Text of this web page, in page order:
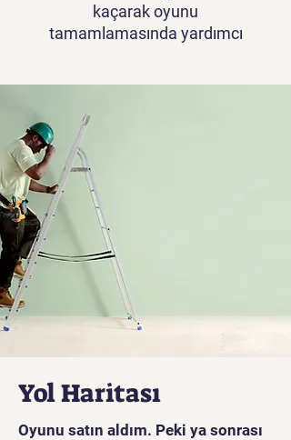
kaçarak oyunu
tamamlamasında yardımcı
çekici 8-bit grafikler ve hoş
ses efektleriyle keyifli oyun
deneyimi yaşayın.
Oyun videosunu görmek için
tıklayınız
Yol Haritası
Oyunu satın aldım. Peki ya sonrası